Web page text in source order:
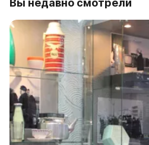
Вы недавно смотрели